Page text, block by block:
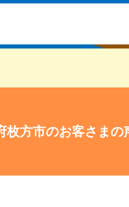
方市のお客さま